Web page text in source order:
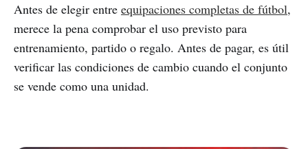
Antes de elegir entre equipaciones completas de fútbol,
merece la pena comprobar el uso previsto para
entrenamiento, partido o regalo. Antes de pagar, es útil
verificar las condiciones de cambio cuando el conjunto
se vende como una unidad.